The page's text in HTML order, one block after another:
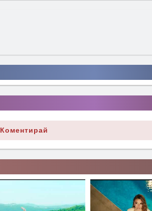
Коментирай